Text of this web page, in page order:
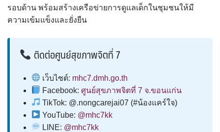
รอบด้าน พร้อมสร้างเครือข่ายการดูแลเด็กในชุมชนให้มี
ความเข้มแข็งและยั่งยืน
ติดต่อศูนย์สุขภาพจิตที่ 7
เว็บไซต์: mhc7.dmh.go.th
Facebook:ศูนย์สุขภาพจิตที่ 7 จ.ขอนแก่น
TikTok: @.nongcarejai07 (#น้องแคร์ใจ)
YouTube: @mhc7kk
LINE: @mhc7kk